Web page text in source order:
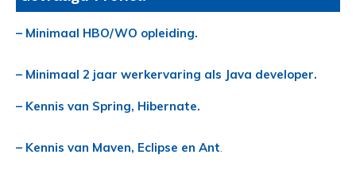
– Minimaal HBO/WO opleiding.
– Minimaal 2 jaar werkervaring als Java developer.
– Kennis van Spring, Hibernate.
– Kennis van Maven, Eclipse en Ant.